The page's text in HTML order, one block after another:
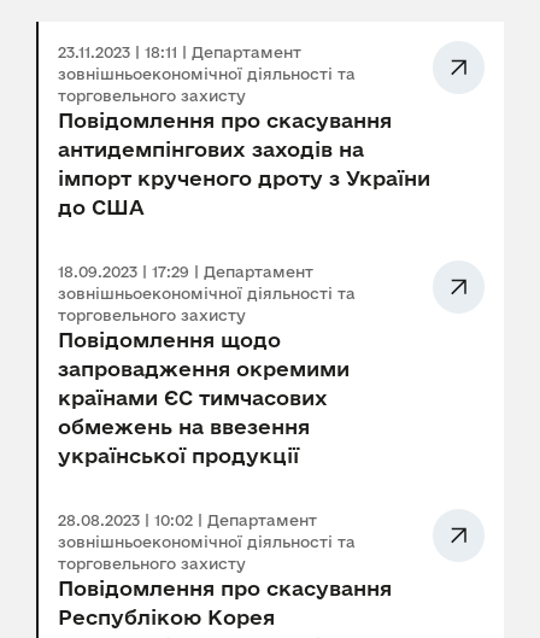
23.11.2023 | 18:11 | Департамент
зовнішньоекономічної діяльності та
торговельного захисту
Повідомлення про скасування
антидемпінгових заходів на
імпорт крученого дроту з України
до США
18.09.2023 | 17:29 | Департамент
зовнішньоекономічної діяльності та
торговельного захисту
Повідомлення щодо
запровадження окремими
країнами ЄС тимчасових
обмежень на ввезення
української продукції
28.08.2023 | 10:02 | Департамент
зовнішньоекономічної діяльності та
торговельного захисту
Повідомлення про скасування
Республікою Корея